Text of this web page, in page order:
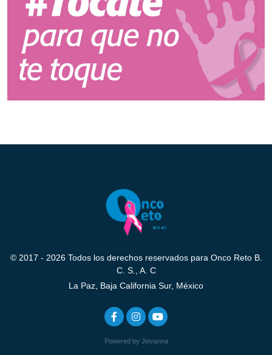
© 2017 - 2026 Todos los derechos reservados para Onco Reto B.
C. S., A. C
La Paz, Baja California Sur, México
Powered by Jiovanna